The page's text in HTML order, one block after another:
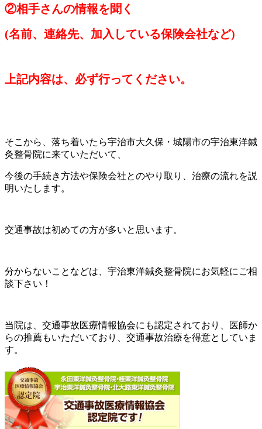
②相手さんの情報を聞く
(名前、連絡先、加入している保険会社など)
上記内容は、必ず行ってください。
そこから、落ち着いたら宇治市大久保・城陽市の宇治東洋鍼
灸整骨院に来ていただいて、
今後の手続き方法や保険会社とのやり取り、治療の流れを説
明いたします。
交通事故は初めての方が多いと思います。
分からないことなどは、宇治東洋鍼灸整骨院にお気軽にご相
談下さい！
当院は、交通事故医療情報協会にも認定されており、医師か
らの推薦もいただいており、交通事故治療を得意としていま
す。